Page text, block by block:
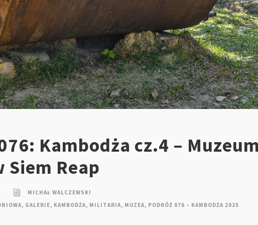
Kambodża cz.4 –
Siem Reap
MICHAŁ WALCZEWSKI
, GALERIE, KAMBODŻA, MILITARIA, MUZEA, PODRÓŻ 076 – KAMBODŻA 2025